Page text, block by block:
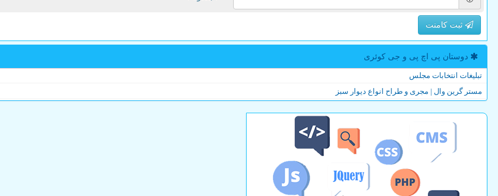
ثبت کامنت
دوستان پی اچ پی و جی كوئری
تبلیغات انتخابات مجلس
مستر گرین وال | مجری و طراح انواع دیوار سبز